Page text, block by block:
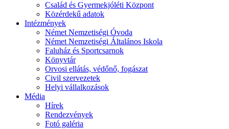
Család és Gyermekjóléti Központ
Közérdekű adatok
Intézmények
Német Nemzetiségi Óvoda
Német Nemzetiségi Általános Iskola
Faluház és Sportcsarnok
Könyvtár
Orvosi ellátás, védőnő, fogászat
Civil szervezetek
Helyi vállalkozások
Média
Hírek
Rendezvények
Fotó galéria